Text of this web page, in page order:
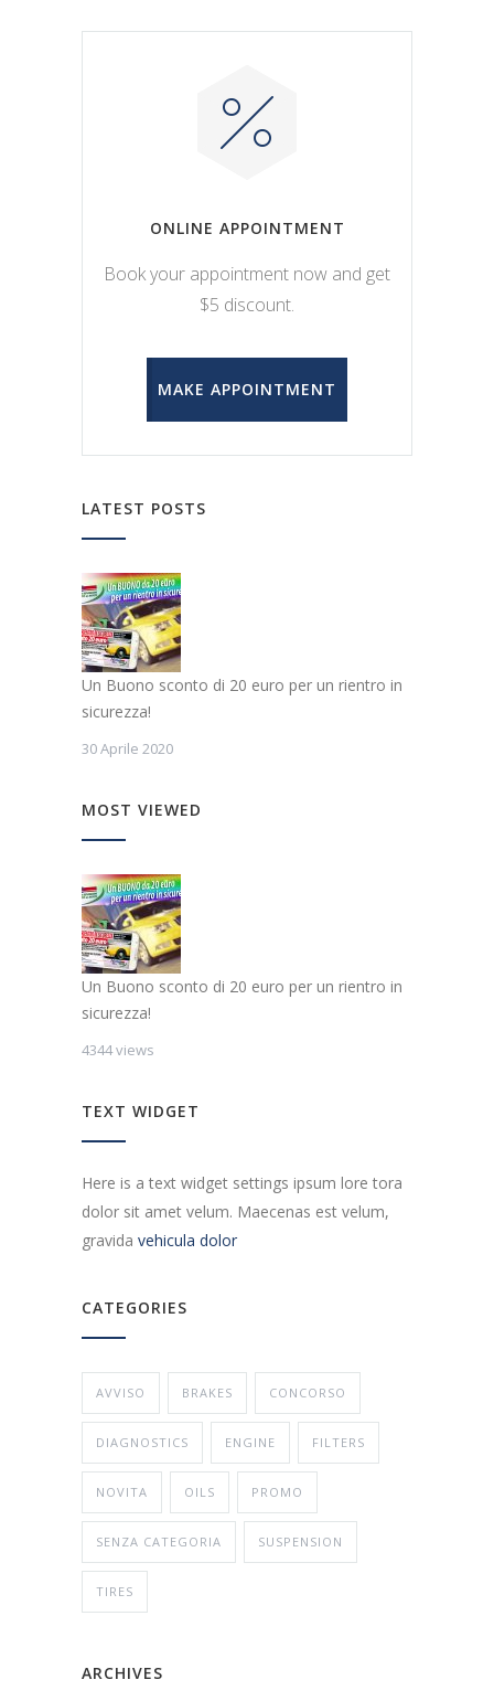
ONLINE APPOINTMENT
Book your appointment now and get
$5 discount.
MAKE APPOINTMENT
LATEST POSTS
Un Buono sconto di 20 euro per un rientro in
sicurezza!
30 Aprile 2020
MOST VIEWED
Un Buono sconto di 20 euro per un rientro in
sicurezza!
4344 views
TEXT WIDGET
Here is a text widget settings ipsum lore tora
dolor sit amet velum. Maecenas est velum,
gravida vehicula dolor
CATEGORIES
AVVISO BRAKES CONCORSO
DIAGNOSTICS ENGINE FILTERS
NOVITA OILS PROMO
SENZA CATEGORIA SUSPENSION
TIRES
ARCHIVES